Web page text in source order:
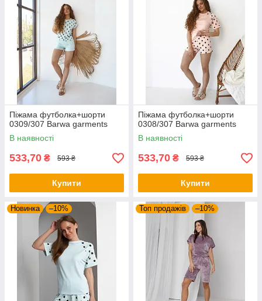
Піжама футболка+шорти
0309/307 Barwa garments
В наявності
533,70 ₴ 593 ₴
Купити
Піжама футболка+шорти
0308/307 Barwa garments
В наявності
533,70 ₴ 593 ₴
Купити
Новинка –10% Топ продажів –10%